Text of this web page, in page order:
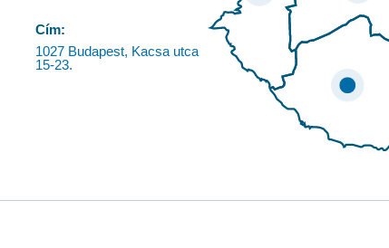
Cím:
1027 Budapest, Kacsa utca
15-23.